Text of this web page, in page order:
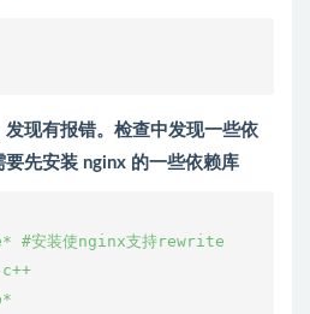
现有报错。检查中发现一些依
先安装 nginx 的一些依赖库
安装使nginx支持rewrite